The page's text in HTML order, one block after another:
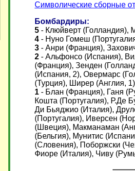
Символические сборные
Бомбардиры:
5 - Клюйверт (Голландия),
4 - Нуно Гомеш
3 - Анри (Франция),
2 - Альфонсо (Испания),
(Франция), Зенден
(Испания, 2), Овермарс
(Турция), Ширер (Англия,
1 - Блан (Франция), Ганя
Кошта (Португалия), Р.Де
Ди Бьяджио (Италия),
(Португалия), Иверсен
(Швеция), Макманаман
(Бельгия), Мунитис
(Словения), Поборжски
Фиоре (Италия), Чиву